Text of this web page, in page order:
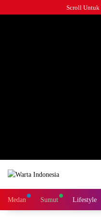
ke
Scroll Untuk
Medan Sumut Lifestyle